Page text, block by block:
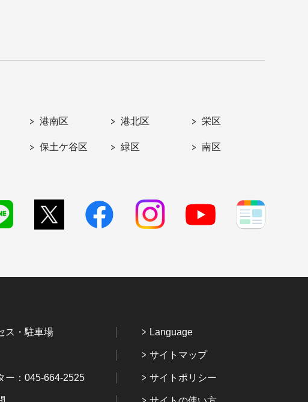
港南区 港北区 栄区
保土ケ谷区 緑区 南区
ス・駐車場
ー：045-664-2525
Language
サイトマップ
サイトポリシー